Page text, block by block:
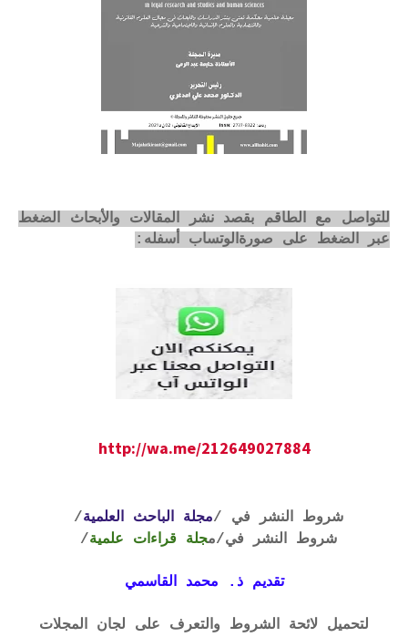
للتواصل مع الطاقم بقصد نشر المقالات والأبحاث الضغط
عبر الضغط على صورةالوتساب أسفله:
http://wa.me/212649027884
شروط النشر في /مجلة الباحث العلمية/
شروط النشر في/مجلة قراءات علمية/
تقديم ذ. محمد القاسمي
لتحميل لائحة الشروط والتعرف على لجان المجلات